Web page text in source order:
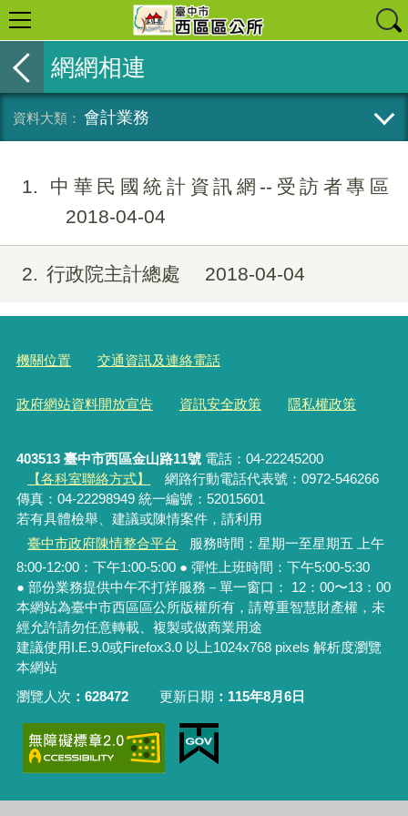
網網相連
會計業務
1
中華民國統計資訊網--受訪者專區
2018-04-04
2 行政院主計總處 2018-04-04
機關位置 交通資訊及連絡電話
政府網站資料開放宣告 資訊安全政策 隱私權政策
403513 臺中市西區金山路11號電話：04-22245200
【各科室聯絡方式】
網路行動電話代表號：0972-546266
傳真：04-22298949 統一編號：52015601
若有具體檢舉、建議或陳情案件，請利用
臺中市政府陳情整合平台
服務時間：星期一至星期五 上午
8:00-12:00：下午1:00-5:00 ● 彈性上班時間：下午5:00-5:30
● 部份業務提供中午不打烊服務－單一窗口： 12：00〜13：00
本網站為臺中市西區區公所版權所有，請尊重智慧財產權，未
經允許請勿任意轉載、複製或做商業用途
建議使用I.E.9.0或Firefox3.0 以上1024x768 pixels 解析度瀏覽
本網站
瀏覽人次
628472 更新日期 115年8月6日